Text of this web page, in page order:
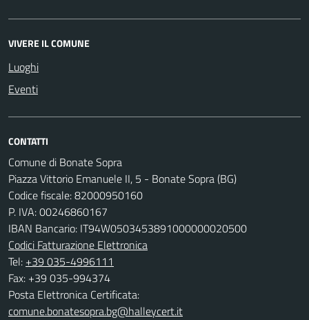
VIVERE IL COMUNE
Luoghi
Eventi
CONTATTI
Comune di Bonate Sopra
Piazza Vittorio Emanuele II, 5 - Bonate Sopra (BG)
Codice fiscale: 82000950160
P. IVA: 00246860167
IBAN Bancario: IT94W0503453891000000020500
Codici Fatturazione Elettronica
Tel: +39 035-4996111
Fax: +39 035-994374
Posta Elettronica Certificata:
comune.bonatesopra.bg@halleycert.it